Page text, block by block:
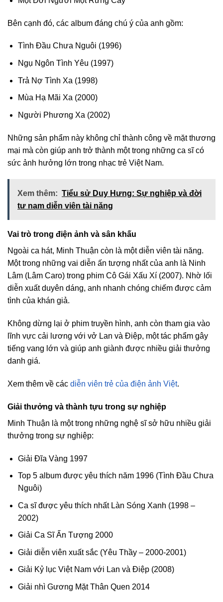
Bên cạnh đó, các album đáng chú ý của anh gồm:
Tình Đầu Chưa Nguôi (1996)
Ngụ Ngôn Tình Yêu (1997)
Trả Nợ Tình Xa (1998)
Mùa Hạ Mãi Xa (2000)
Người Phương Xa (2002)
Những sản phẩm này không chỉ thành công về mặt thương
mại mà còn giúp anh trở thành một trong những ca sĩ có
sức ảnh hưởng lớn trong nhạc trẻ Việt Nam.
Xem thêm: Tiểu sử Duy Hưng: Sự nghiệp và đời
tư nam diễn viên tài năng
Vai trò trong điện ảnh và sân khấu
Ngoài ca hát, Minh Thuận còn là một diễn viên tài năng.
Một trong những vai diễn ấn tượng nhất của anh là Ninh
Lâm (Lâm Caro) trong phim Cô Gái Xấu Xí (2007). Nhờ lối
diễn xuất duyên dáng, anh nhanh chóng chiếm được cảm
tình của khán giả.
Không dừng lại ở phim truyền hình, anh còn tham gia vào
lĩnh vực cải lương với vở Lan và Điệp, một tác phẩm gây
tiếng vang lớn và giúp anh giành được nhiều giải thưởng
danh giá.
Xem thêm về các diễn viên trẻ của điện ảnh Việt.
Giải thưởng và thành tựu trong sự nghiệp
Minh Thuận là một trong những nghệ sĩ sở hữu nhiều giải
thưởng trong sự nghiệp:
Giải Đĩa Vàng 1997
Top 5 album được yêu thích năm 1996 (Tình Đầu Chưa
Nguôi)
Ca sĩ được yêu thích nhất Làn Sóng Xanh (1998 –
2002)
Giải Ca Sĩ Ấn Tượng 2000
Giải diễn viên xuất sắc (Yêu Thầy – 2000-2001)
Giải Kỷ lục Việt Nam với Lan và Điệp (2008)
Giải nhì Gương Mặt Thân Quen 2014